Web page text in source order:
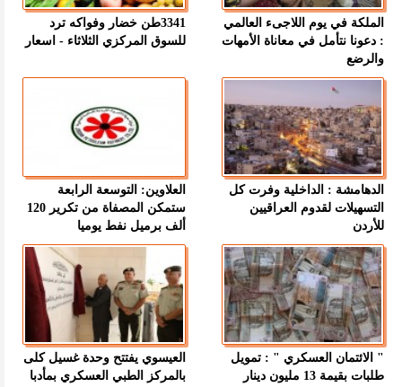
الملكة في يوم اللاجىء العالمي
: دعونا نتأمل في معاناة الأمهات
والرضع
3341طن خضار وفواكه ترد
للسوق المركزي الثلاثاء - اسعار
الدهامشة : الداخلية وفرت كل
التسهيلات لقدوم العراقيين
للأردن
العلاوين: التوسعة الرابعة
ستمكن المصفاة من تكرير 120
ألف برميل نفط يوميا
" الائتمان العسكري " : تمويل
طلبات بقيمة 13 مليون دينار
العيسوي يفتتح وحدة غسيل كلى
بالمركز الطبي العسكري بمأدبا